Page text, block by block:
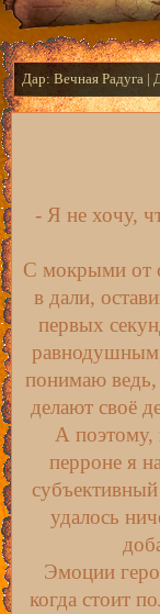
Дар: Вечная Радуга |
- Я не хочу,
С мокрыми от
в дали,
первых
понимаю ведь,
делают своё
А поэтому,
перроне я
удалось
Эмоции
когда стоит